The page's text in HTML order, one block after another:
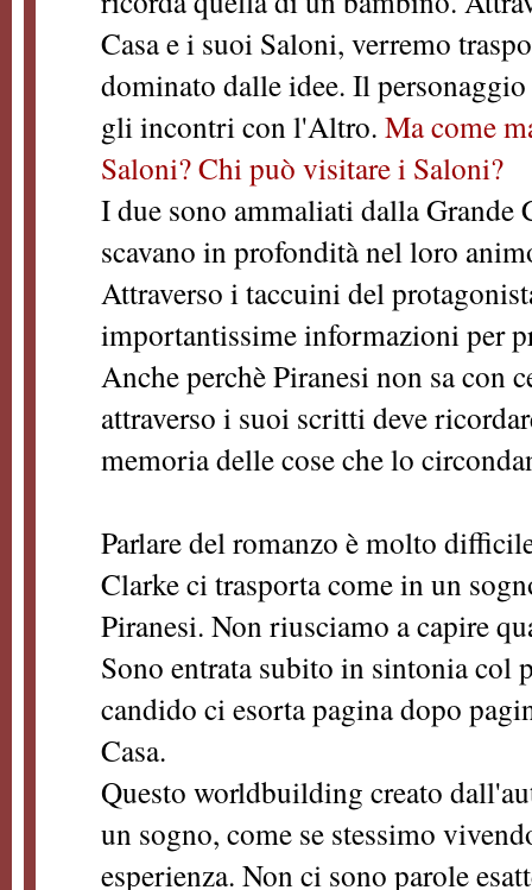
Casa e i suoi Saloni, verremo
dominato dalle idee. Il
gli incontri con l'Altro. Ma come
Saloni? Chi può visitare i Saloni?
I due sono ammaliati dalla Grande
scavano in profondità nel loro
Attraverso i taccuini del
importantissime informazioni per
Anche perchè Piranesi non sa con
attraverso i suoi scritti deve
memoria delle cose che lo
Parlare del romanzo è molto
Clarke ci trasporta come in un
Piranesi. Non riusciamo a capire
Sono entrata subito in sintonia col
candido ci esorta pagina dopo
Casa.
Questo worldbuilding creato
un sogno, come se stessimo
esperienza. Non ci sono parole